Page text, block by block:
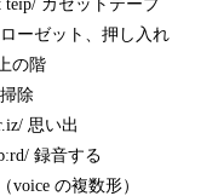
teɪp/ カセットテープ
ローゼット、押し入れ
の階
除
思い出
録音する
voice の複数形）